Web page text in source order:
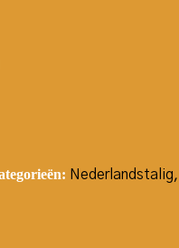
Nederlandstalig,